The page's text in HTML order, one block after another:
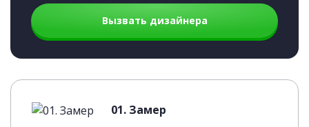
Вызвать дизайнера
01. Замер